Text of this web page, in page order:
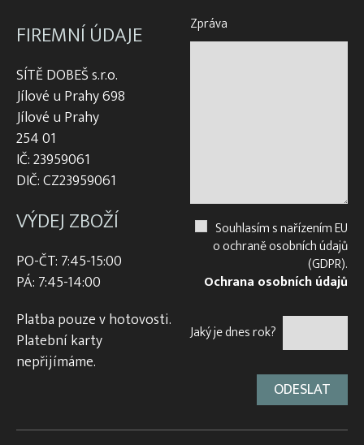
FIREMNÍ ÚDAJE
SÍTĚ DOBEŠ s.r.o.
Jílové u Prahy 698
Jílové u Prahy
254 01
IČ: 23959061
DIČ: CZ23959061
VÝDEJ ZBOŽÍ
PO-ČT: 7:45-15:00
PÁ: 7:45-14:00
Platba pouze v hotovosti.
Platební karty
nepřijímáme.
Zpráva
Souhlasím s nařízením EU
o ochraně osobních údajů
(GDPR).
Ochrana osobních údajů
Jaký je dnes rok?